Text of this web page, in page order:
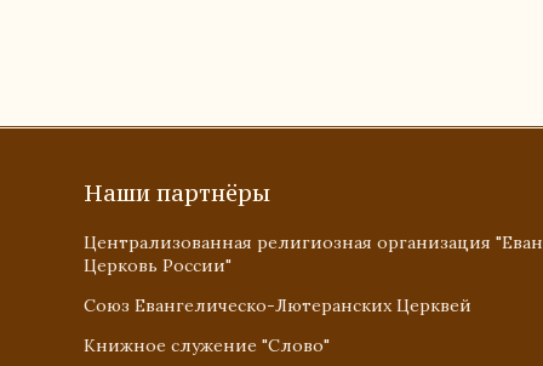
Наши партнёры
Централизованная религиозная организация
Церковь России"
Союз Евангелическо-Лютеранских Церквей
Книжное служение "Слово"